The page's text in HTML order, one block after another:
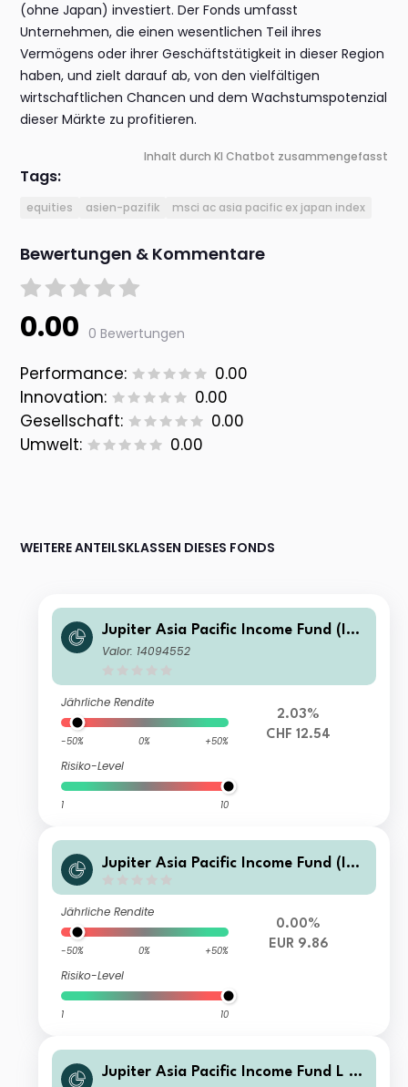
(ohne Japan) investiert. Der Fonds umfasst
Unternehmen, die einen wesentlichen Teil ihres
Vermögens oder ihrer Geschäftstätigkeit in dieser Region
haben, und zielt darauf ab, von den vielfältigen
wirtschaftlichen Chancen und dem Wachstumspotenzial
dieser Märkte zu profitieren.
Inhalt durch KI Chatbot zusammengefasst
Tags:
equities asien-pazifik msci ac asia pacific ex japan index
Bewertungen & Kommentare
0.00 0 Bewertungen
Performance:
0.00
Innovation:
0.00
Gesellschaft:
0.00
Umwelt:
0.00
WEITERE ANTEILSKLASSEN DIESES FONDS
Jupiter Asia Pacific Income Fund (IR
L) L CHF Hedged Inc (M)
Valor: 14094552
Jährliche Rendite
-50% 0% +50%
Risiko-Level
1 10
2.03%
CHF 12.54
Jupiter Asia Pacific Income Fund (IR
Jährliche Rendite
-50% 0% +50%
Risiko-Level
1 10
0.00%
EUR 9.86
Jupiter Asia Pacific Income Fund L U